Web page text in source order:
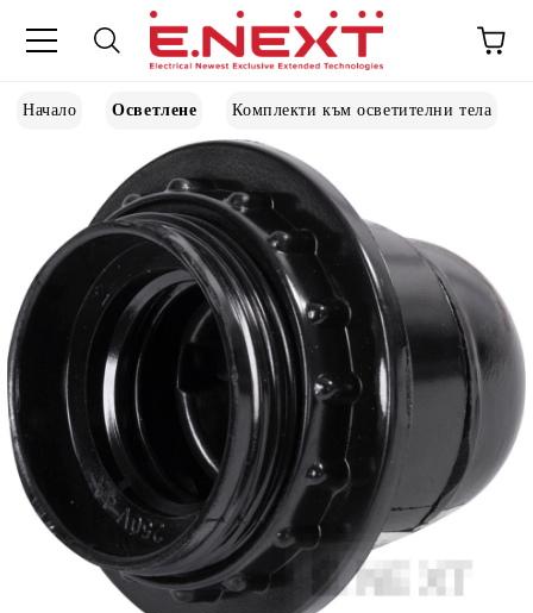
Начало Осветлене Комплекти към осветителни тела